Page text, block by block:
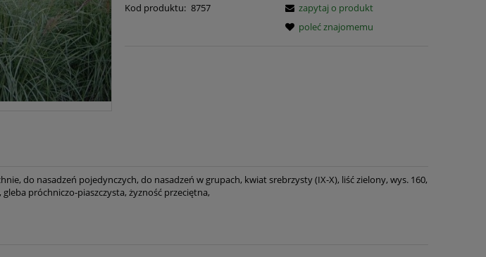
Kod produktu: 8757
zapytaj o produkt
poleć znajomemu
do nasadzeń pojedynczych, do nasadzeń w grupach, kwiat srebrzysty (IX-X), liść zielony, wys. 160,
próchniczo-piaszczysta, żyzność przeciętna,